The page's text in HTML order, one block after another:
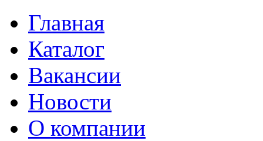
Главная
Каталог
Вакансии
Новости
О компании